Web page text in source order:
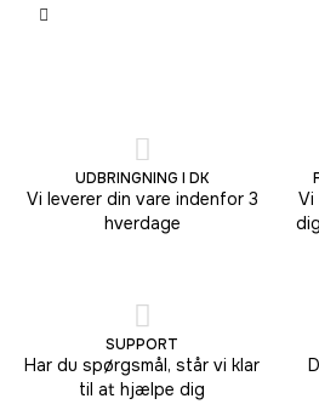
UDBRINGNING I DK
Vi leverer din vare indenfor 3
hverdage
Vi
SUPPORT
Har du spørgsmål, står vi klar
til at hjælpe dig